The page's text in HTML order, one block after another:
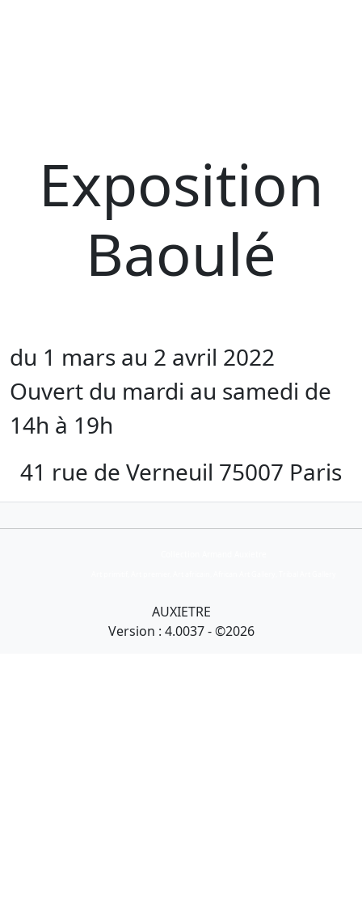
Exposition
Baoulé
du 1 mars au 2 avril 2022
Ouvert du mardi au samedi de
14h à 19h
41 rue de Verneuil 75007 Paris
AUXIETRE
Version : 4.0037 - ©2026